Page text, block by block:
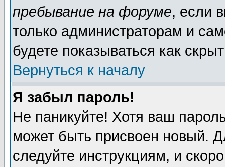
пребывание на форуме, если
только администраторам и
будете показываться как
Вернуться к началу
Я забыл пароль!
Не паникуйте! Хотя ваш
может быть присвоен новый.
следуйте инструкциям, и